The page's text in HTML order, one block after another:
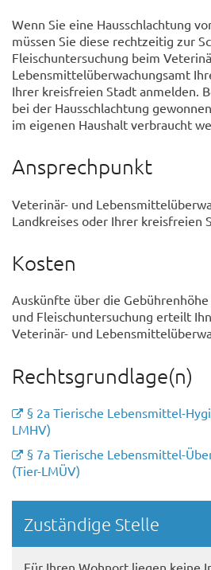
Wenn Sie eine Hausschlachtung
müssen Sie diese rechtzeitig zur
Fleischuntersuchung beim
Lebensmittelüberwachungsamt
Ihrer kreisfreien Stadt anmelden.
bei der Hausschlachtung
im eigenen Haushalt verbraucht
Ansprechpunkt
Veterinär- und
Landkreises oder Ihrer kreisfreien
Kosten
Auskünfte über die
und Fleischuntersuchung erteilt
Veterinär- und
Rechtsgrundlage(n)
§ 2a Tierische Lebensmittel-
LMHV)
§ 7a Tierische Lebensmittel-
(Tier-LMÜV)
Randspalte
Zuständige Stelle